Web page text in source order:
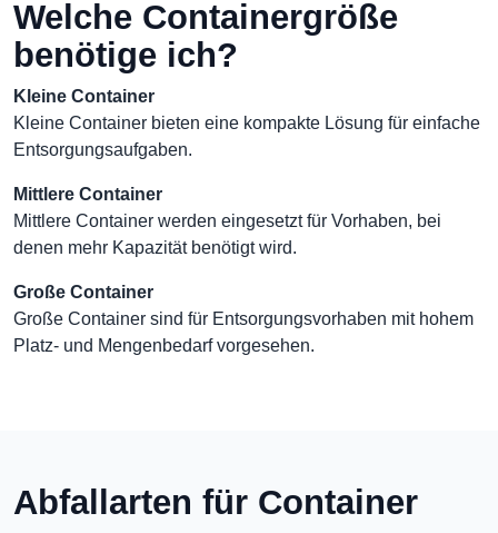
Welche Containergröße
benötige ich?
Kleine Container
Kleine Container bieten eine kompakte Lösung für einfache
Entsorgungsaufgaben.
Mittlere Container
Mittlere Container werden eingesetzt für Vorhaben, bei
denen mehr Kapazität benötigt wird.
Große Container
Große Container sind für Entsorgungsvorhaben mit hohem
Platz- und Mengenbedarf vorgesehen.
Abfallarten für Container